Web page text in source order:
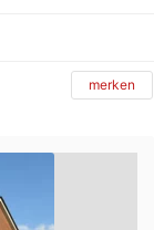
merken